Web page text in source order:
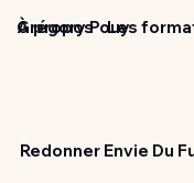
Grégory Pouy
À propos Les
Redonner Envie Du